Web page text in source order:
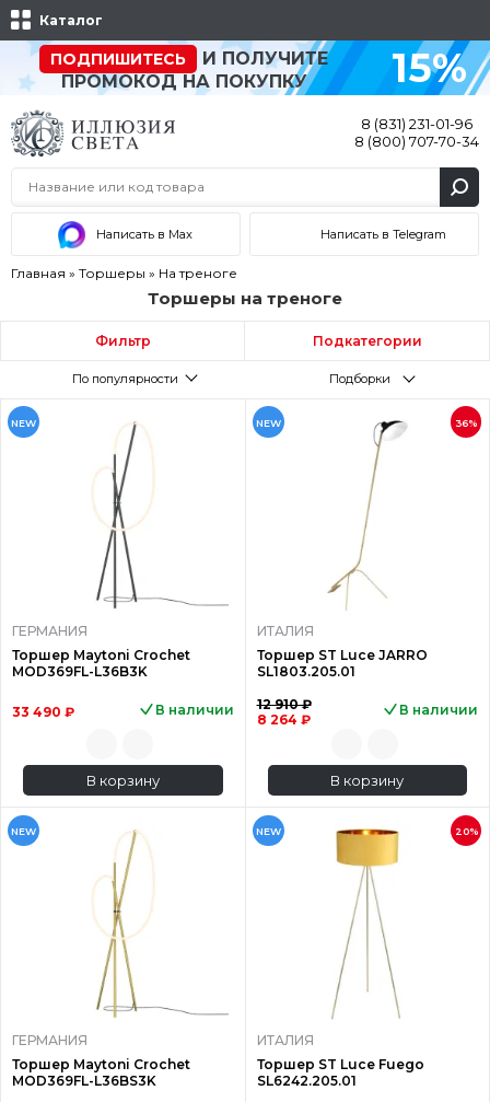
Каталог
ПОДПИШИТЕСЬ
И ПОЛУЧИТЕ
ПРОМОКОД НА ПОКУПКУ
15%
8 (831) 231-01-96
8 (800) 707-70-34
Написать в Max Написать в Telegram
Главная » Торшеры » На треноге
Торшеры на треноге
Фильтр Подкатегории
По популярности Подборки
NEW
ГЕРМАНИЯ
Торшер Maytoni Crochet
MOD369FL-L36B3K
33 490 ₽ В наличии
В корзину
NEW 36%
ИТАЛИЯ
Торшер ST Luce JARRO
SL1803.205.01
12 910 ₽
8 264 ₽
В наличии
В корзину
NEW
ГЕРМАНИЯ
Торшер Maytoni Crochet
MOD369FL-L36BS3K
NEW 20%
ИТАЛИЯ
Торшер ST Luce Fuego
SL6242.205.01